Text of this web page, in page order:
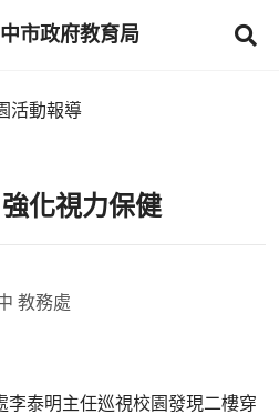
市政府教育局
活動報導
化視力保健
教務處
李泰明主任巡視校園發現二樓穿